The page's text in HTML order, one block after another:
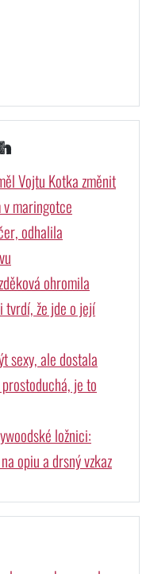
Vojtu Kotka změnit
maringotce
odhalila
ohromila
tvrdí, že jde o její
sexy, ale dostala
je to
ložnici:
opiu a drsný vzkaz